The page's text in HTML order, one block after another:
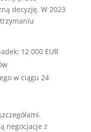
decyzję. W 2023
12 000 EUR
w ciągu 24
negocjacje z